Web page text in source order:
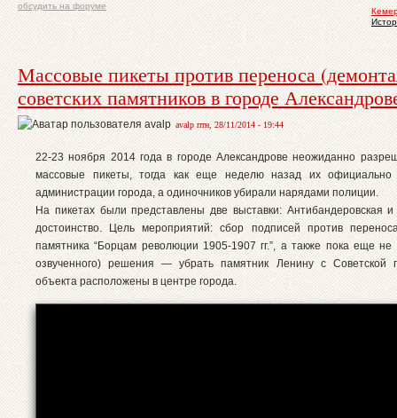
обсудить на форуме
Массовые пикеты против переноса
советских памятников в городе
avalp птн, 28/11/2014 - 19:44
22-23 ноября 2014 года в городе Александрове неожиданно
массовые пикеты, тогда как еще неделю назад их
администрации города, а одиночников убирали нарядами полиции.
На пикетах были представлены две выставки: Антибандеровская и
достоинство. Цель мероприятий: сбор подписей против
памятника “Борцам революции 1905-1907 гг.”, а также пока еще не
озвученного) решения — убрать памятник Ленину с Советской
объекта расположены в центре города.